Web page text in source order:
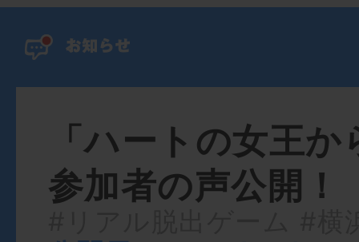
「ハートの女王
参加者の声公開！